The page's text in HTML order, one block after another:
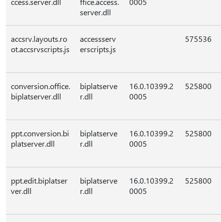
server.dll
accsrv.layouts.ro
ot.accsrvscripts.js
accessserv
erscripts.js
575536
conversion.office.
biplatserver.dll
biplatserve
r.dll
16.0.10399.2
0005
525800
ppt.conversion.bi
platserver.dll
biplatserve
r.dll
16.0.10399.2
0005
525800
ppt.edit.biplatser
ver.dll
biplatserve
r.dll
16.0.10399.2
0005
525800